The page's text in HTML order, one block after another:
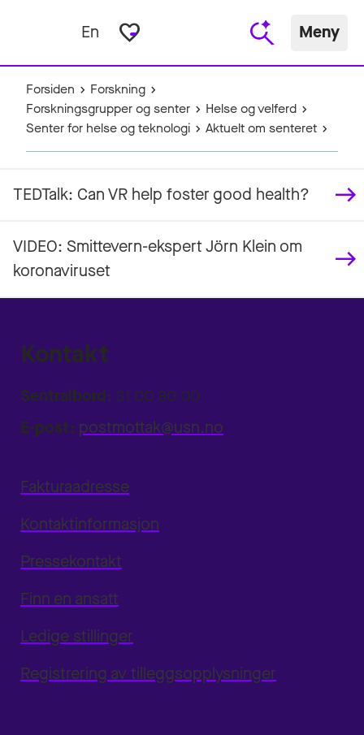
En favorite_border Meny
Forsiden
Forskning
Forskningsgrupper og senter
Helse og velferd
Senter for helse og teknologi
Aktuelt om senteret
TEDTalk: Can VR help foster good health?
VIDEO: Smittevern-ekspert Jörn Klein om
koronaviruset
Kontakt
Sentralbord: 31 00 80 00
E-post: postmottak@usn.no
Fakturaadresse
Kontaktinformasjon
Pressekontakt
Finn en ansatt
Ledige stillinger
Registrering av tilleggsopplysninger